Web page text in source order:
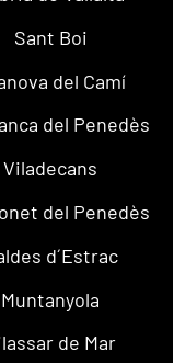
Sant Boi
del Camí
del Penedès
Viladecans
del Penedès
d´Estrac
Muntanyola
de Mar